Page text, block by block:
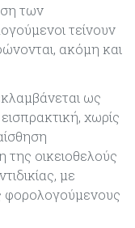
των
τείνουν
ακόμη και
ως
χωρίς
της οικειοθελούς
με
φορολογούμενους